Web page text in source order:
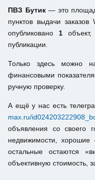
ПВЗ Бутик— это
пунктов выдачи
опубликовано 1
публикации.
Только здесь можно
финансовыми
ручную проверку.
А ещё у нас есть
max.ru/
объявления со своего
недвижимости,
остальные остаются
объективную стоимость,